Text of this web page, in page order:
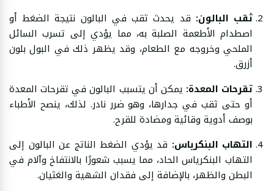
ثقب البالون: قد يحدث ثقب في البالون نتيجة الضغط أو
اصطدام الأطعمة الصلبة به، مما يؤدي إلى تسرب السائل
الملحي وخروجه مع الطعام، وقد يظهر ذلك في البول بلون
أزرق.
تقرحات المعدة: يمكن أن يتسبب البالون في تقرحات المعدة
أو حتى ثقب في جدارها، وهو ضرر نادر. لذلك، ينصح الأطباء
بوصف أدوية وقائية ومضادة للقرح.
التهاب البنكرياس: قد يؤدي الضغط الناتج عن البالون إلى
التهاب البنكرياس الحاد، مما يسبب شعورًا بالانتفاخ وآلام في
البطن والظهر، بالإضافة إلى فقدان الشهية والغثيان.